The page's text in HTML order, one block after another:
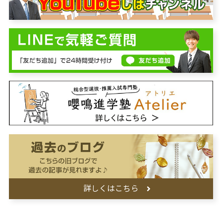
詳しくはこちら